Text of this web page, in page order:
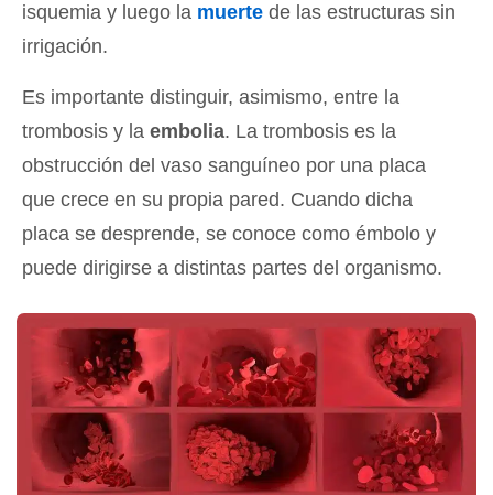
isquemia y luego la muerte de las estructuras sin
irrigación.
Es importante distinguir, asimismo, entre la
trombosis y la embolia. La trombosis es la
obstrucción del vaso sanguíneo por una placa
que crece en su propia pared. Cuando dicha
placa se desprende, se conoce como émbolo y
puede dirigirse a distintas partes del organismo.